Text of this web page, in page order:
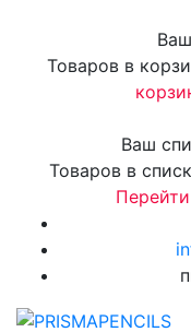
Товаров в
Ваш
Товаров в